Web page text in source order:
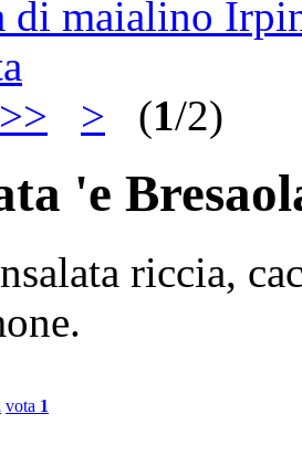
di maialino
>> > (1/2)
'e
riccia,
vota 1